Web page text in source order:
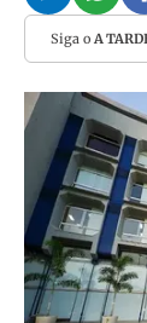
Siga o A